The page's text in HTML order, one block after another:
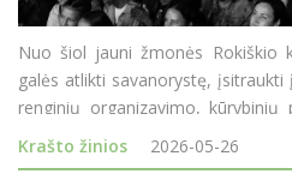
Nuo šiol jauni žmonės Rokiškio
galės atlikti savanorystę,
renginių organizavimo, kūrybinių
arti pažinti kultūros centro veiklą
Jaunim
Krašto žinios 2026-05-26